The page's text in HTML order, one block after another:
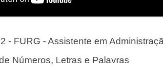
- FURG - Assistente em
Números, Letras e Palavras